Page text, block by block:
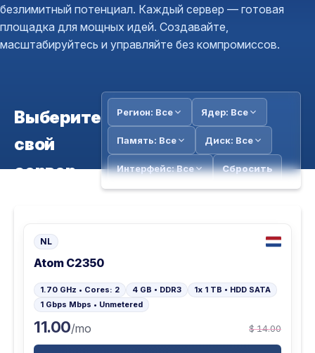
безлимитный потенциал. Каждый сервер — готовая
площадка для мощных идей. Создавайте,
масштабируйтесь и управляйте без компромиссов.
Выберите
свой
сервер
Регион: Все Ядер: Все
Память: Все Диск: Все
Интерфейс: Все Сбросить
NL
Atom C2350
1.70 GHz • Cores: 2 4 GB • DDR3
1x 1 TB • HDD SATA
1 Gbps Mbps • Unmetered
11.00/mo $ 14.00